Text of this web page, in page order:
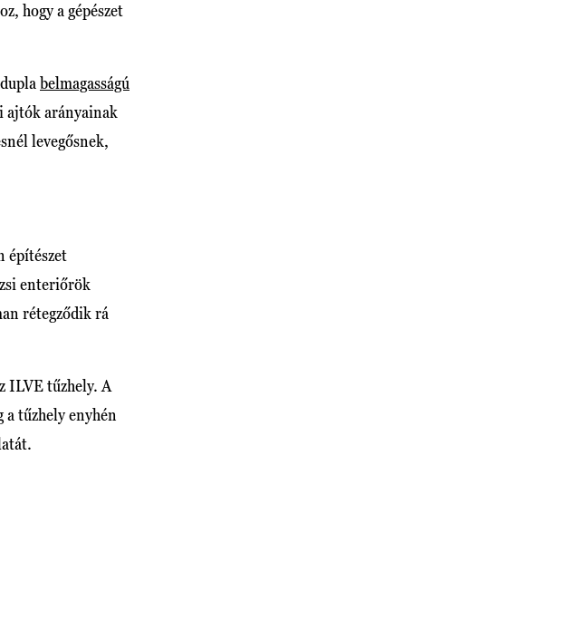
hogy a gépészet
belmagasságú
ajtók arányainak
levegősnek,
építészet
enteriőrök
rétegződik rá
ILVE tűzhely. A
a tűzhely enyhén